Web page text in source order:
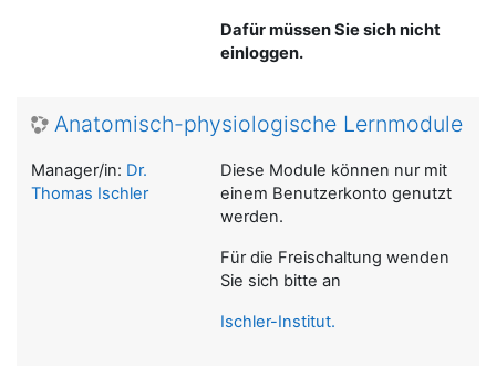
Dafür müssen Sie sich nicht
einloggen.
Anatomisch-physiologische Lernmodule
Diese Module können nur mit
einem Benutzerkonto genutzt
werden.
Für die Freischaltung wenden
Sie sich bitte an
Ischler-Institut.
Manager/in: Dr.
Thomas Ischler